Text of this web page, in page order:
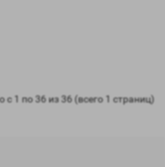
с 1 по 36 из 36 (всего 1 страниц)